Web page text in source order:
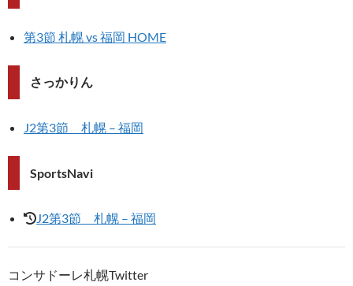
第3節 札幌 vs 福岡 HOME
さっかりん
J2第3節 札幌 – 福岡
SportsNavi
J2第3節 札幌 – 福岡
コンサドーレ札幌Twitter